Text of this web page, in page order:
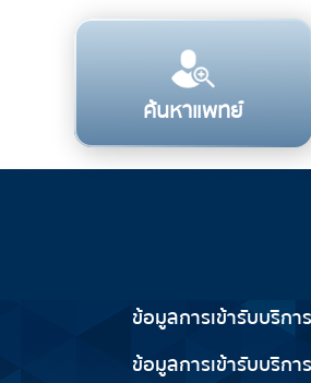
ค้นหาแพทย์
ข้อมูลการเข้ารับบริก
ข้อมูลการเข้ารับบริกา